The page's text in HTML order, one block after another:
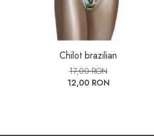
Chilot brazilian
17,00 RON
12,00 RON